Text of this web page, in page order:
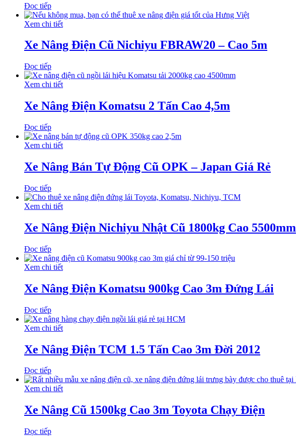
Đọc tiếp
Xem chi tiết
Xe Nâng Điện Cũ Nichiyu FBRAW20 – Cao 5m
Đọc tiếp
Xem chi tiết
Xe Nâng Điện Komatsu 2 Tấn Cao 4,5m
Đọc tiếp
Xem chi tiết
Xe Nâng Bán Tự Động Cũ OPK – Japan Giá Rẻ
Đọc tiếp
Xem chi tiết
Xe Nâng Điện Nichiyu Nhật Cũ 1800kg Cao 5500mm
Đọc tiếp
Xem chi tiết
Xe Nâng Điện Komatsu 900kg Cao 3m Đứng Lái
Đọc tiếp
Xem chi tiết
Xe Nâng Điện TCM 1.5 Tấn Cao 3m Đời 2012
Đọc tiếp
Xem chi tiết
Xe Nâng Cũ 1500kg Cao 3m Toyota Chạy Điện
Đọc tiếp